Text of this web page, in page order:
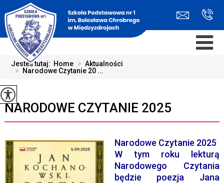
Jesteś tutaj: Home > Aktualności
>
Narodowe Czytanie 20 ...
NARODOWE CZYTANIE 2025
Narodowe Czytanie 2025
W tym roku lekturą
Narodowego Czytania
będzie poezja Jana